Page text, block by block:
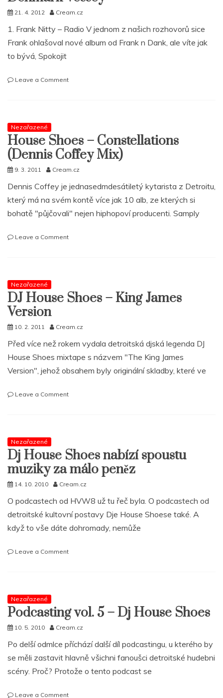
1
21. 4. 2012 Cream.cz
1. Frank Nitty – Radio V jednom z našich rozhovorů sice
Frank ohlašoval nové album od Frank n Dank, ale víte jak
to bývá, Spokojit
Leave a Commenton
Frank
Nitty,
Black
Milk,
House
Shoes,
Denmark
Vessey
Nezařazené
House Shoes – Constellations
(Dennis Coffey Mix)
9. 3. 2011 Cream.cz
Dennis Coffey je jednasedmdesátiletý kytarista z Detroitu,
který má na svém kontě více jak 10 alb, ze kterých si
bohatě "půjčovali" nejen hiphopoví producenti. Samply
Leave a Commenton
Coffey
Nezařazené
DJ House Shoes – King James
Version
10. 2. 2011 Cream.cz
Před více než rokem vydala detroitská djská legenda DJ
House Shoes mixtape s názvem "The King James
Version", jehož obsahem byly originální skladby, které ve
Leave a Commenton
James
Version
Nezařazené
Dj House Shoes nabízí spoustu
muziky za málo peněz
14. 10. 2010 Cream.cz
O podcastech od HVW8 už tu řeč byla. O podcastech od
detroitské kultovní postavy Dje House Shoese také. A
když to vše dáte dohromady, nemůže
Leave a Commenton
muziky
za
málo
peněz
Nezařazené
Podcasting vol. 5 – Dj House Shoes
10. 5. 2010 Cream.cz
Po delší odmlce příchází další díl podcastingu, u kterého by
se měli zastavit hlavně všichni fanoušci detroitské hudebni
scény. Proč? Protože o tento podcast se
Leave a Commenton